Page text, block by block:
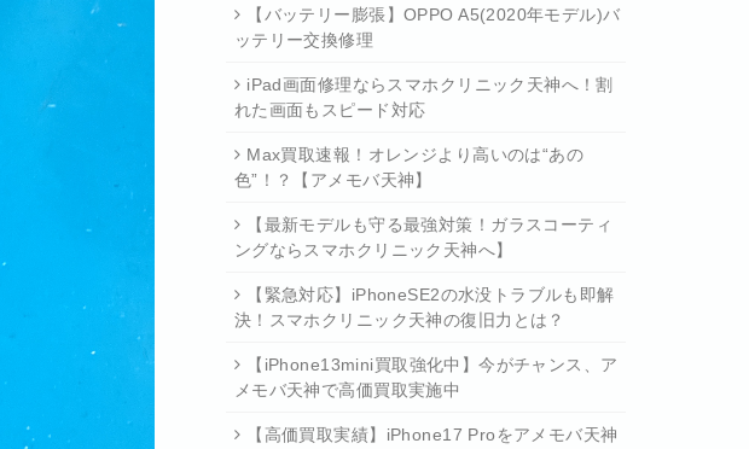
【バッテリー膨張】OPPO A5(2020年モデル)バ
ッテリー交換修理
iPad画面修理ならスマホクリニック天神へ！割
れた画面もスピード対応
Max買取速報！オレンジより高いのは“あの
色”！？【アメモバ天神】
【最新モデルも守る最強対策！ガラスコーティ
ングならスマホクリニック天神へ】
【緊急対応】iPhoneSE2の水没トラブルも即解
決！スマホクリニック天神の復旧力とは？
【iPhone13mini買取強化中】今がチャンス、ア
メモバ天神で高価買取実施中
【高価買取実績】iPhone17 Proをアメモバ天神